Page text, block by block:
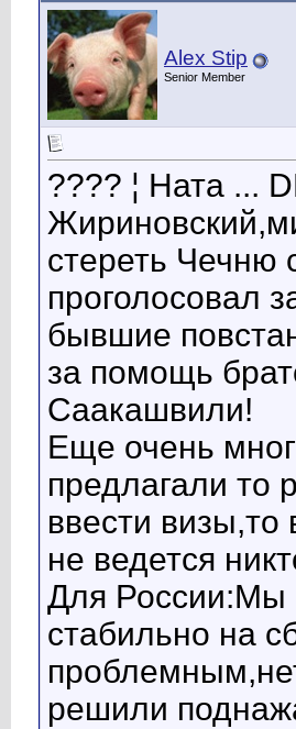
Alex Stip
Senior Member
???? ¦ Ната ...
стереть Чечню
проголосовал
бывшие
за помощь
Саакашвили!
Еще очень
предлагали то
ввести
не ведется
Для России:Мы
стабильно на
решили